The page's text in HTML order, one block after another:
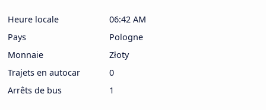
Heure locale
06:42 AM
Pays
Pologne
Monnaie
Złoty
Trajets en autocar
0
Arrêts de bus
1